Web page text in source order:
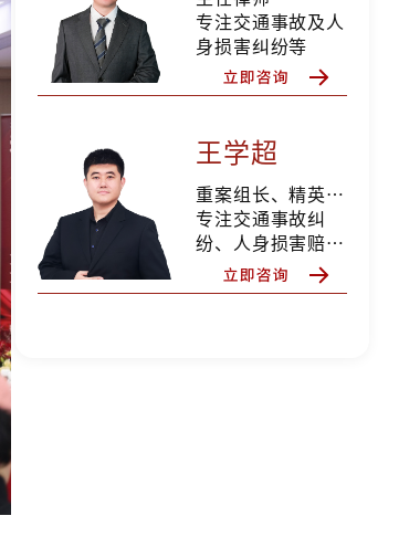
专注交通事故及人
身损害纠纷等
王学超
重案组长、精英律师
专注交通事故纠
纷、人身损害赔
偿、合同纠纷、婚
姻家事等